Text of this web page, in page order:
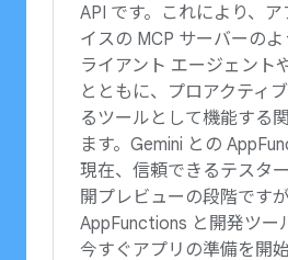
API です。これにより、
イスの MCP サーバーの
ライアント エージェント
とともに、プロアクティ
るツールとして機能する
ます。Gemini との
現在、信頼できるテスタ
開プレビューの段階ですが
AppFunctions と開発ツー
今すぐアプリの準備を開始